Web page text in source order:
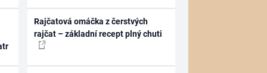
Rajčatová omáčka z čerstvých
rajčat – základní recept plný chuti